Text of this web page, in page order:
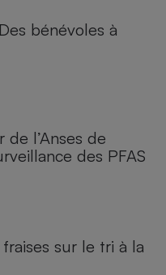
bénévoles à
l’Anses de
des PFAS
sur le tri à la